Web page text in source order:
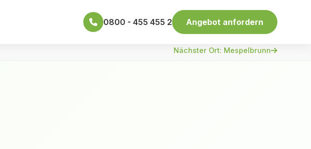
0800 - 455 455 2 Angebot anfordern
Nächster Ort: Mespelbrunn